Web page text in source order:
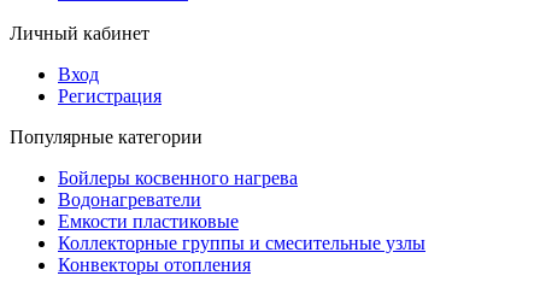
Личный кабинет
Вход
Регистрация
Популярные категории
Бойлеры косвенного нагрева
Водонагреватели
Емкости пластиковые
Коллекторные группы и смесительные узлы
Конвекторы отопления